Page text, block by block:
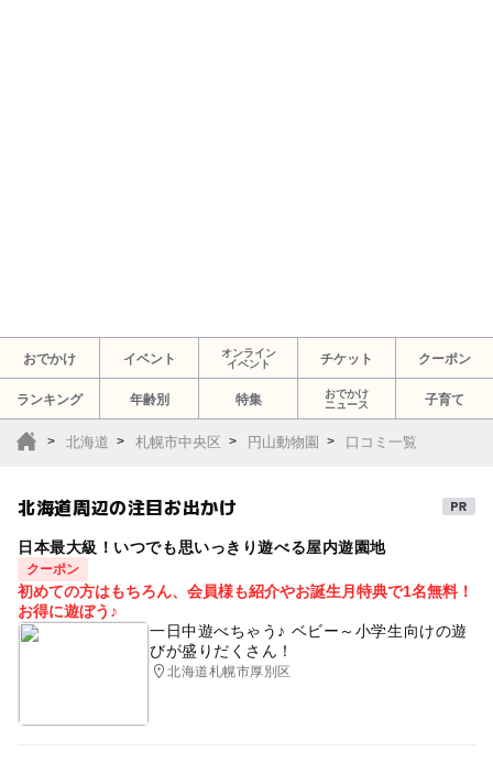
おでかけ イベント
オンライン
イベント
チケット クーポン
ランキング 年齢別 特集
おでかけ
ニュース
子育て
北海道 札幌市中央区 円山動物園 口コミ一覧
北海道周辺の注目お出かけ
日本最大級！いつでも思いっきり遊べる屋内遊園地
クーポン
初めての方はもちろん、会員様も紹介やお誕生月特典で1名無料！
お得に遊ぼう♪
一日中遊べちゃう♪ ベビー～小学生向けの遊
びが盛りだくさん！
北海道札幌市厚別区